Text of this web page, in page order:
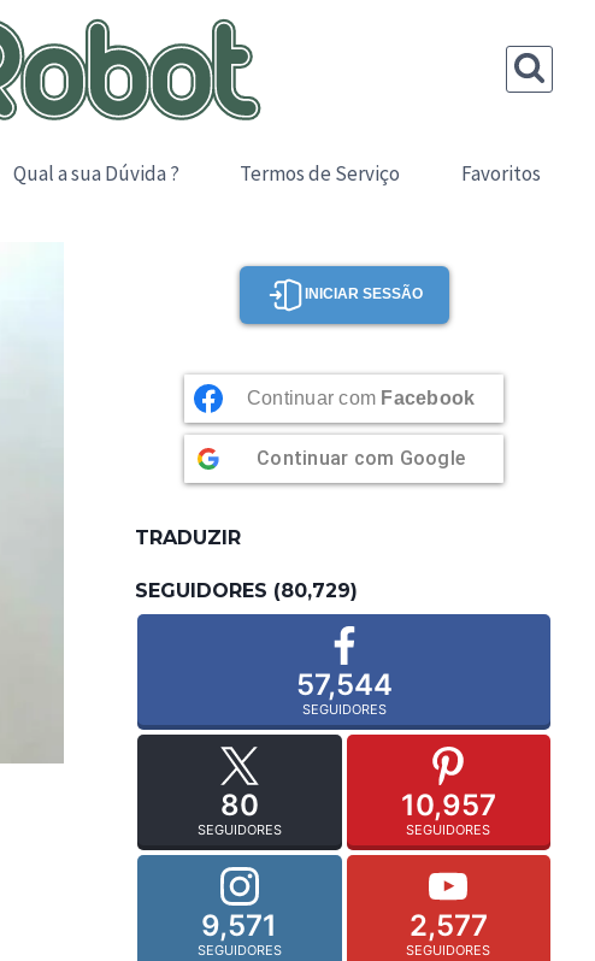
Qual a sua Dúvida ? Termos de Serviço Favoritos
INICIAR SESSÃO
Continuar com Facebook
Continuar com Google
TRADUZIR
SEGUIDORES (80,729)
57,544
SEGUIDORES
80
SEGUIDORES
10,957
SEGUIDORES
9,571
SEGUIDORES
2,577
SEGUIDORES